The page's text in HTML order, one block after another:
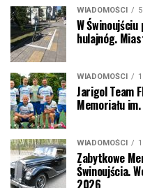
WIADOMOŚCI
W
hulajnóg.
WIADOMOŚCI
Jarigol Team
Memoriału
WIADOMOŚCI
Zabytkowe
Świnoujścia.
2026